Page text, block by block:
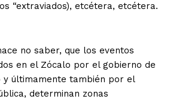
“extraviados), etcétera, etcétera.
no saber, que los eventos
en el Zócalo por el gobierno de
y últimamente también por el
determinan zonas